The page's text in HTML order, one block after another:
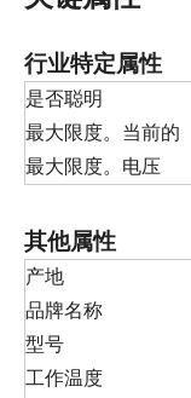
行业特定属性
是否聪明
最大限度。当前的
最大限度。电压
其他属性
产地
品牌名称
型号
工作温度